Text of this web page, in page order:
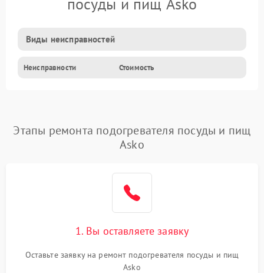
Виды неисправностей
Неисправности Стоимость
Этапы ремонта подогревателя посуды и пищ
Asko
1. Вы оставляете заявку
Оставьте заявку на ремонт подогревателя посуды и пищ
Asko